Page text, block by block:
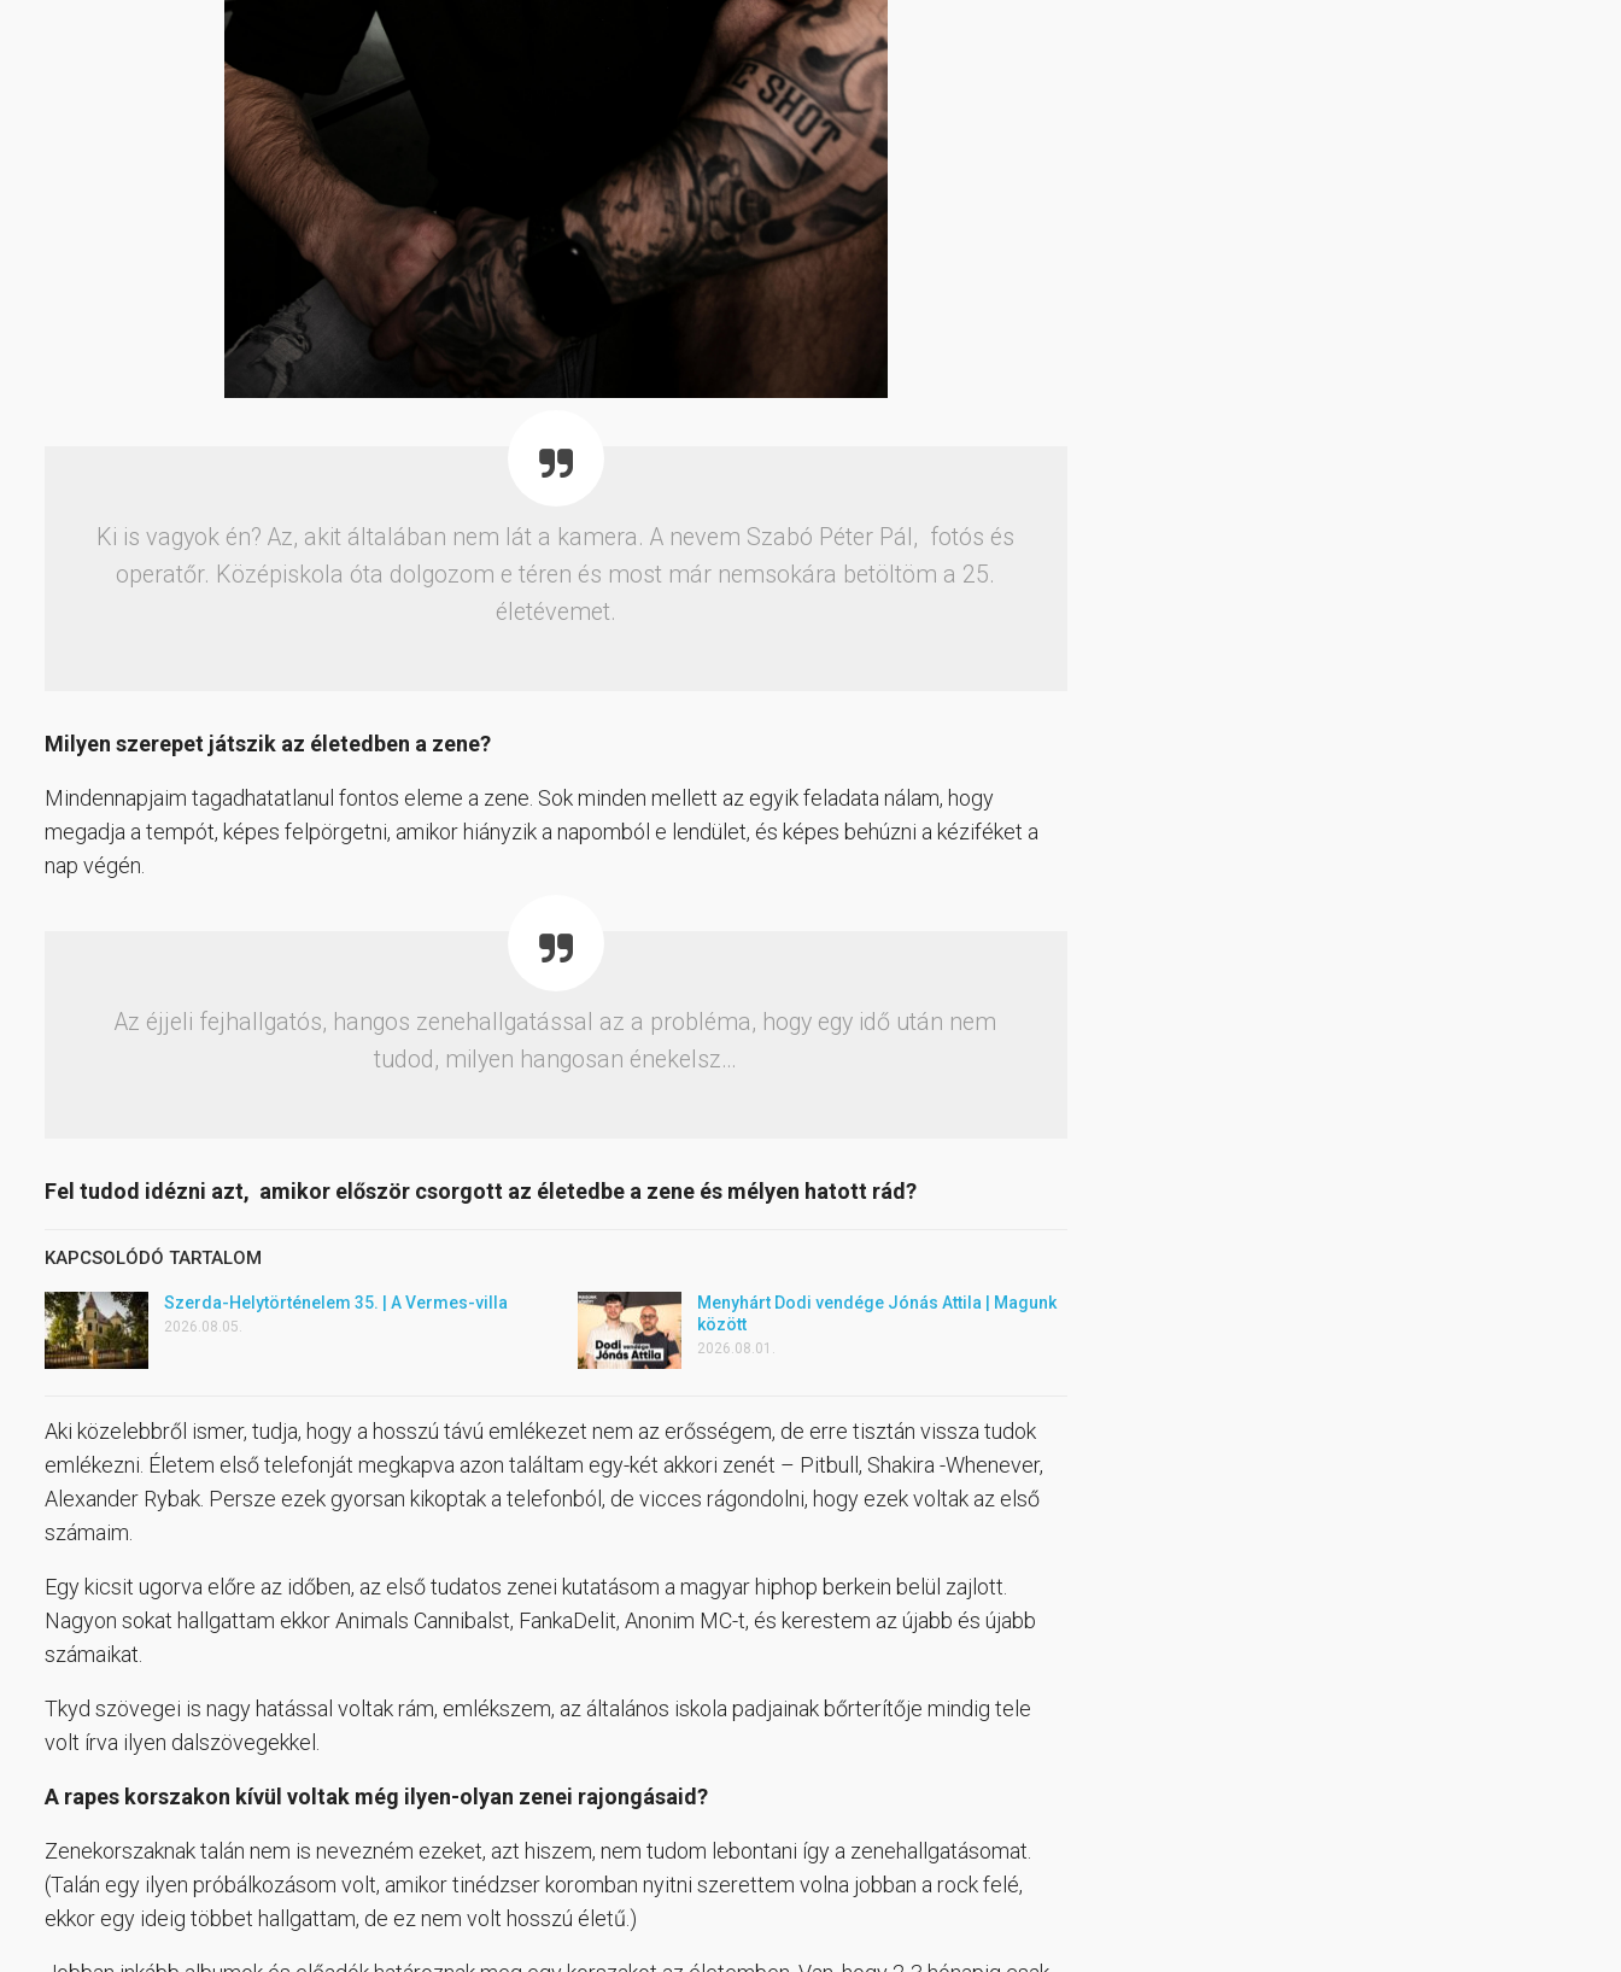
Ki is vagyok én? Az, akit általában nem lát a kamera. A nevem Szabó Péter Pál, fotós és
operatőr. Középiskola óta dolgozom e téren és most már nemsokára betöltöm a 25.
életévemet.
Milyen szerepet játszik az életedben a zene?
Mindennapjaim tagadhatatlanul fontos eleme a zene. Sok minden mellett az egyik feladata nálam, hogy
megadja a tempót, képes felpörgetni, amikor hiányzik a napomból e lendület, és képes behúzni a kéziféket a
nap végén.
Az éjjeli fejhallgatós, hangos zenehallgatással az a probléma, hogy egy idő után nem
tudod, milyen hangosan énekelsz…
Fel tudod idézni azt, amikor először csorgott az életedbe a zene és mélyen hatott rád?
KAPCSOLÓDÓ TARTALOM
Szerda-Helytörténelem 35. | A Vermes-villa
2026.08.05.
Menyhárt Dodi vendége Jónás Attila | Magunk
között
2026.08.01.
Aki közelebbről ismer, tudja, hogy a hosszú távú emlékezet nem az erősségem, de erre tisztán vissza tudok
emlékezni. Életem első telefonját megkapva azon találtam egy-két akkori zenét – Pitbull, Shakira -Whenever,
Alexander Rybak. Persze ezek gyorsan kikoptak a telefonból, de vicces rágondolni, hogy ezek voltak az első
számaim.
Egy kicsit ugorva előre az időben, az első tudatos zenei kutatásom a magyar hiphop berkein belül zajlott.
Nagyon sokat hallgattam ekkor Animals Cannibalst, FankaDelit, Anonim MC-t, és kerestem az újabb és újabb
számaikat.
Tkyd szövegei is nagy hatással voltak rám, emlékszem, az általános iskola padjainak bőrterítője mindig tele
volt írva ilyen dalszövegekkel.
A rapes korszakon kívül voltak még ilyen-olyan zenei rajongásaid?
Zenekorszaknak talán nem is nevezném ezeket, azt hiszem, nem tudom lebontani így a zenehallgatásomat.
(Talán egy ilyen próbálkozásom volt, amikor tinédzser koromban nyitni szerettem volna jobban a rock felé,
ekkor egy ideig többet hallgattam, de ez nem volt hosszú életű.)